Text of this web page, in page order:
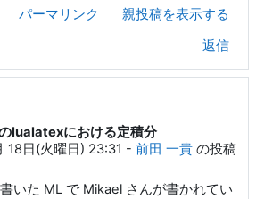
パーマリンク
親投稿を表示する
返信
lualatexにおける定積分
18日(火曜日) 23:31 - 前田 一貴 の投稿
いた ML で Mikael さんが書かれてい